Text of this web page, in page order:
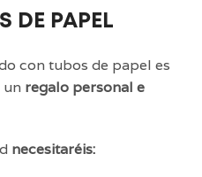
DE PAPEL
con tubos de papel es
un regalo personal e
necesitaréis: